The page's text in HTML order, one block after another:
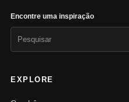
Encontre uma inspiração
EXPLORE